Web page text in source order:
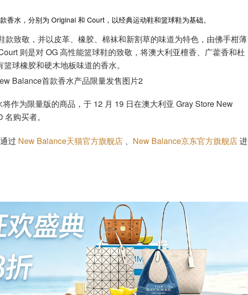
香水，分别为 Original 和 Court，以经典运动鞋和篮球鞋为基础。
款致敬，并以皮革、橡胶、棉袜和新割草的味道为特色，由佛手柑薄
则是对 OG 高性能篮球鞋的致敬，将澳大利亚檀香、广藿香和杜
球橡胶和硬木地板味道的香水。
作为限量版的商品，于 12 月 19 日在澳大利亚 Gray Store New
购买者。
过 New Balance天猫官方旗舰店 、 New Balance京东官方旗舰店进